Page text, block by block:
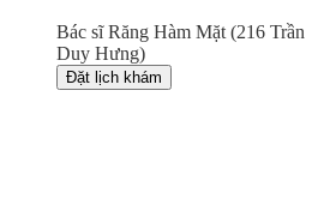
Bác sĩ Răng Hàm Mặt (216 Trần
Duy Hưng)
Đặt lịch khám